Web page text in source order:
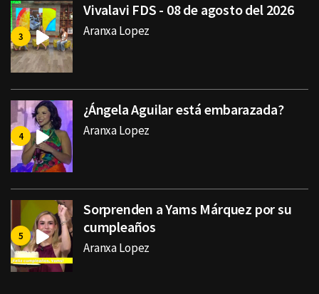
Vivalavi FDS - 08 de agosto del 2026
Aranxa Lopez
¿Ángela Aguilar está embarazada?
Aranxa Lopez
Sorprenden a Yams Márquez por su
cumpleaños
Aranxa Lopez